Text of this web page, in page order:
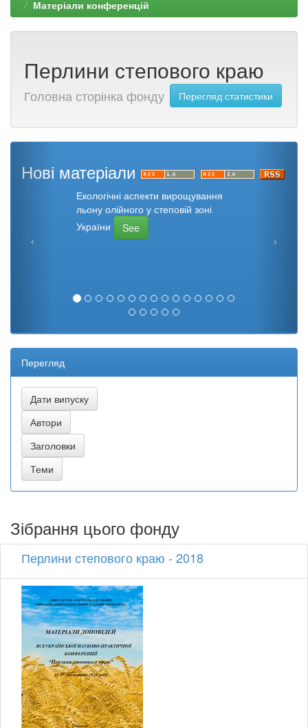
Матеріали конференцій
Перлини степового краю
Головна сторінка фонду Перегляд статистики
Нові матеріали
Екологічні аспекти вирощування
льону олійного у степовій зоні
України
See
Перегляд
Зібрання цього фонду
Перлини степового краю - 2018